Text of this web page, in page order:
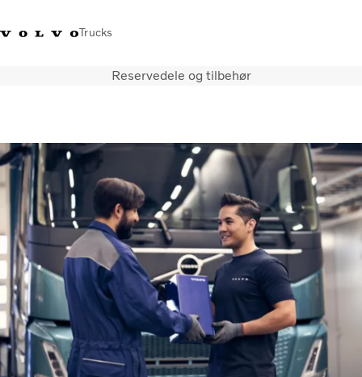
Trucks
Volvo Trucks MerchandiseLog ind Danmark
Lastbiler
Serviceydelser
Forhandlersøgning
Nyheder
Om os
Kontakt os
Reservedele og tilbehør